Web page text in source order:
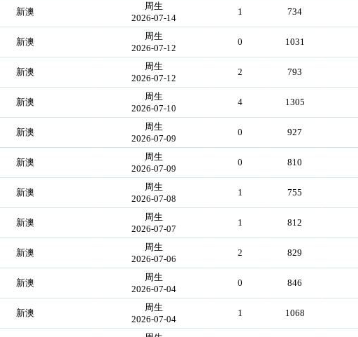
新澳
周生
2026-07-14
1 734
新澳
周生
2026-07-12
0 1031
新澳
周生
2026-07-12
2 793
新澳
周生
2026-07-10
4 1305
新澳
周生
2026-07-09
0 927
新澳
周生
2026-07-09
0 810
新澳
周生
2026-07-08
1 755
新澳
周生
2026-07-07
1 812
新澳
周生
2026-07-06
2 829
新澳
周生
2026-07-04
0 846
新澳
周生
2026-07-04
1 1068